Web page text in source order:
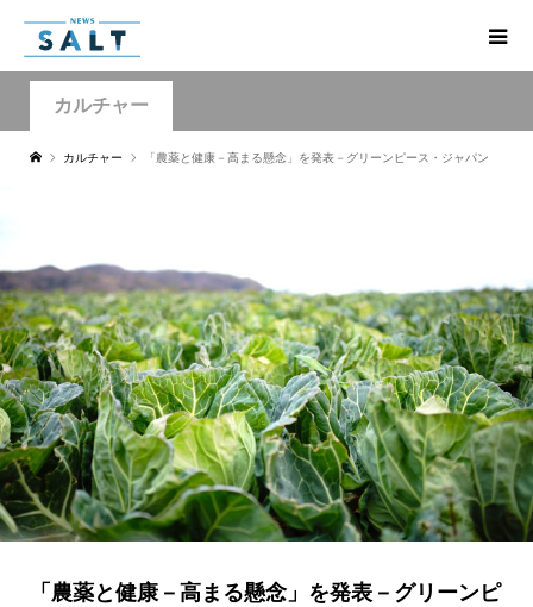
カルチャー
カルチャー 「農薬と健康－高まる懸念」を発表－グリーンピース・ジャパン
「農薬と健康－高まる懸念」を発表－グリーンピ